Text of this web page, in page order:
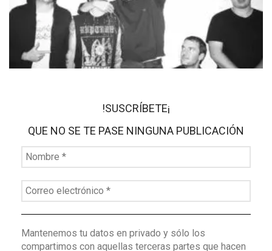
!SUSCRÍBETE¡
QUE NO SE TE PASE NINGUNA PUBLICACIÓN
Mantenemos tu datos en privado y sólo los
compartimos con aquellas terceras partes que hacen